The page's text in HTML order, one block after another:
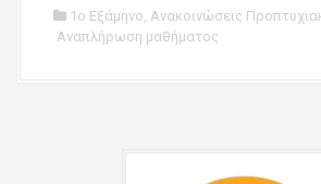
1ο Εξάμηνο, Ανακοινώσεις
Αναπλήρωση μαθήματος